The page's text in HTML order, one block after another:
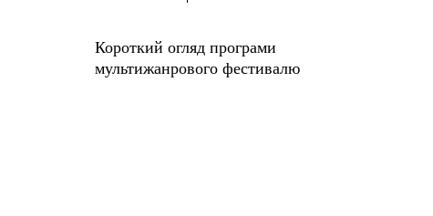
Короткий огляд програми
мультижанрового фестивалю